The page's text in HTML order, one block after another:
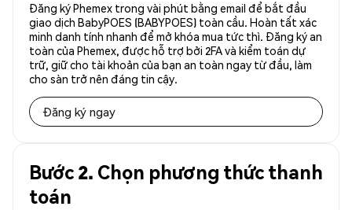
Đăng ký Phemex trong vài phút bằng email để bắt đầu
giao dịch BabyPOES (BABYPOES) toàn cầu. Hoàn tất xác
minh danh tính nhanh để mở khóa mua tức thì. Đăng ký an
toàn của Phemex, được hỗ trợ bởi 2FA và kiểm toán dự
trữ, giữ cho tài khoản của bạn an toàn ngay từ đầu, làm
cho sàn trở nên đáng tin cậy.
Đăng ký ngay
Bước 2. Chọn phương thức thanh
toán